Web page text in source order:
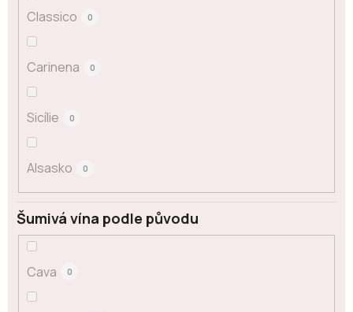
Classico 0
Carinena 0
Sicílie 0
Alsasko 0
Šumivá vína podle původu
Cava 0